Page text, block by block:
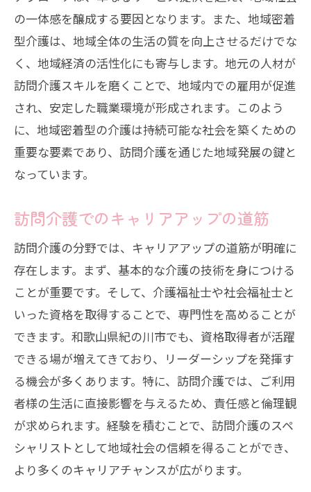
の一体感を醸成する要因となります。また、地域密着
型介護は、地域全体の生活の質を向上させるだけでな
く、地域経済の活性化にも寄与します。地元の人材が
訪問介護スキルを磨くことで、地域内での雇用が促進
され、安定した職業環境が形成されます。このよう
に、地域密着型の介護は持続可能な社会を築くための
重要な要素であり、訪問介護を通じた地域発展の鍵と
なっています。
訪問介護でのキャリアアップの道筋
訪問介護の分野では、キャリアアップの道筋が明確に
存在します。まず、基本的な介護の技術を身につける
ことが重要です。そして、介護福祉士や社会福祉士と
いった資格を取得することで、専門性を高めることが
できます。和歌山県紀の川市でも、資格取得者が活躍
できる場が増えてきており、リーダーシップを発揮す
る機会が多くあります。特に、訪問介護では、ご利用
者様の生活に直接影響を与えるため、責任感と倫理観
が求められます。経験を積むことで、訪問介護のスペ
シャリストとして地域社会の信頼を得ることができ、
より多くのキャリアチャンスが広がります。